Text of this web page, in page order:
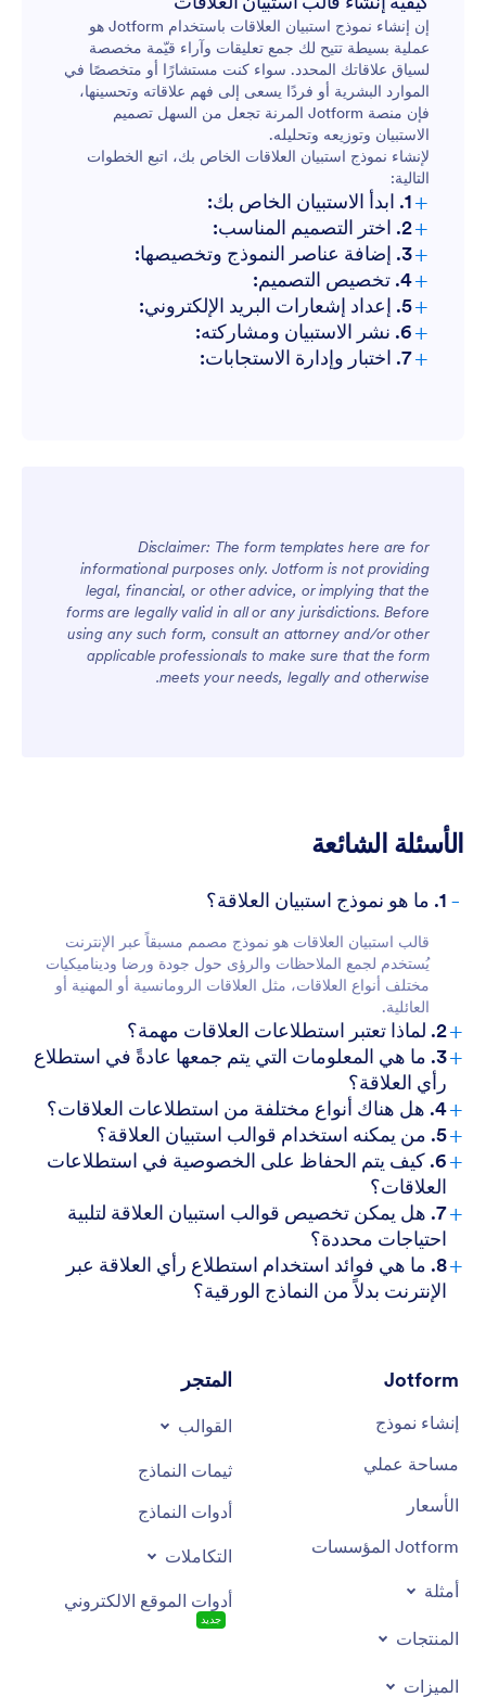
مراجعات الصداقة:
ديناميكيات الأسرة:
استطلاعات مكان العمل:
استطلاعات الرأي العائلية:
استطلاعات الصداقة:
إن إنشاء نموذج استبيان العلاقات باستخدام Jotform هو
عملية بسيطة تتيح لك جمع تعليقات وآراء قيّمة مخصصة
لسياق علاقاتك المحدد. سواء كنت مستشارًا أو متخصصًا في
الموارد البشرية أو فردًا يسعى إلى فهم علاقاته وتحسينها،
فإن منصة Jotform المرنة تجعل من السهل تصميم
الاستبيان وتوزيعه وتحليله.
لإنشاء نموذج استبيان العلاقات الخاص بك، اتبع الخطوات
التالية:
+1. ابدأ الاستبيان الخاص بك:
+2. اختر التصميم المناسب:
+3. إضافة عناصر النموذج وتخصيصها:
+4. تخصيص التصميم:
+5. إعداد إشعارات البريد الإلكتروني:
+6. نشر الاستبيان ومشاركته:
+7. اختبار وإدارة الاستجابات:
Disclaimer: The form templates here are for
informational purposes only. Jotform is not providing
legal, financial, or other advice, or implying that the
forms are legally valid in all or any jurisdictions. Before
using any such form, consult an attorney and/or other
applicable professionals to make sure that the form
meets your needs, legally and otherwise.
الأسئلة الشائعة
- 1. ما هو نموذج استبيان العلاقة؟
قالب استبيان العلاقات هو نموذج مصمم مسبقاً عبر الإنترنت
يُستخدم لجمع الملاحظات والرؤى حول جودة ورضا وديناميكيات
مختلف أنواع العلاقات، مثل العلاقات الرومانسية أو المهنية أو
العائلية.
+2. لماذا تعتبر استطلاعات العلاقات مهمة؟
+
3. ما هي المعلومات التي يتم جمعها عادةً في استطلاع
رأي العلاقة؟
+4. هل هناك أنواع مختلفة من استطلاعات العلاقات؟
+5. من يمكنه استخدام قوالب استبيان العلاقة؟
+
6. كيف يتم الحفاظ على الخصوصية في استطلاعات
العلاقات؟
+
7. هل يمكن تخصيص قوالب استبيان العلاقة لتلبية
احتياجات محددة؟
+
8. ما هي فوائد استخدام استطلاع رأي العلاقة عبر
الإنترنت بدلاً من النماذج الورقية؟
Jotform
إنشاء نموذج
مساحة عملي
الأسعار
Jotform المؤسسات
أمثلة
المنتجات
الميزات
المتجر
القوالب
ثيمات النماذج
أدوات النماذج
التكاملات
أدوات الموقع الالكتروني
جديد